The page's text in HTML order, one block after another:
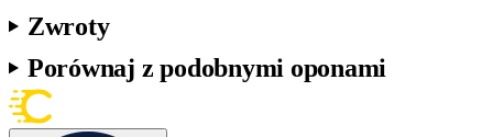
Zwroty
Porównaj z podobnymi oponami